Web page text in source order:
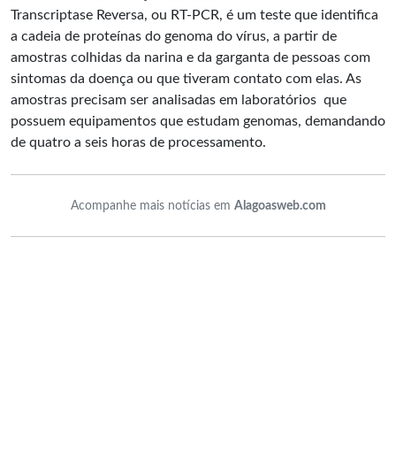
Transcriptase Reversa, ou RT-PCR, é um teste que identifica
a cadeia de proteínas do genoma do vírus, a partir de
amostras colhidas da narina e da garganta de pessoas com
sintomas da doença ou que tiveram contato com elas. As
amostras precisam ser analisadas em laboratórios que
possuem equipamentos que estudam genomas, demandando
de quatro a seis horas de processamento.
Acompanhe mais notícias em Alagoasweb.com